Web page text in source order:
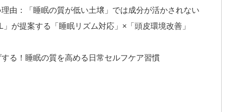
由：「睡眠の質が低い土壌」では成分が活かされない
が提案する「睡眠リズム対応」×「頭皮環境改善」
る！睡眠の質を高める日常セルフケア習慣